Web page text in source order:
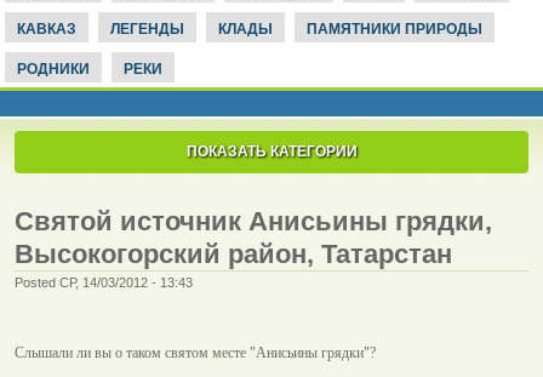
КАВКАЗ ЛЕГЕНДЫ КЛАДЫ ПАМЯТНИКИ ПРИРОДЫ
РОДНИКИ РЕКИ
ПОКАЗАТЬ КАТЕГОРИИ
Святой источник Анисьины грядки,
Высокогорский район, Татарстан
Posted СР, 14/03/2012 - 13:43
Слышали ли вы о таком святом месте "Анисьины грядки"?